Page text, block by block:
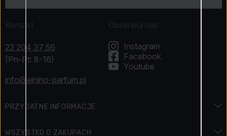
Kontakt
22 204 37 56
(Pn-Pt: 8-16)
info@elnino-parfum.pl
PRZYDATNE INFORMACJE
WSZYSTKO O ZAKUPACH
Obserwuj nas
Instagram
Facebook
Youtube